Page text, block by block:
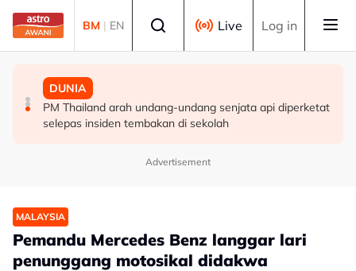
Skip to main content
BM | EN Live Log in
MALAYSIA
Berita tempatan pilihan sepanjang hari ini
MALAYSIA
Pengacara, ahli perniagaan ditahan bantu siasatan
audio siar sentuh isu sensitiviti agama
DUNIA
PM Thailand arah undang-undang senjata api diperketat
selepas insiden tembakan di sekolah
Advertisement
MALAYSIA
Pemandu Mercedes Benz langgar lari
penunggang motosikal didakwa